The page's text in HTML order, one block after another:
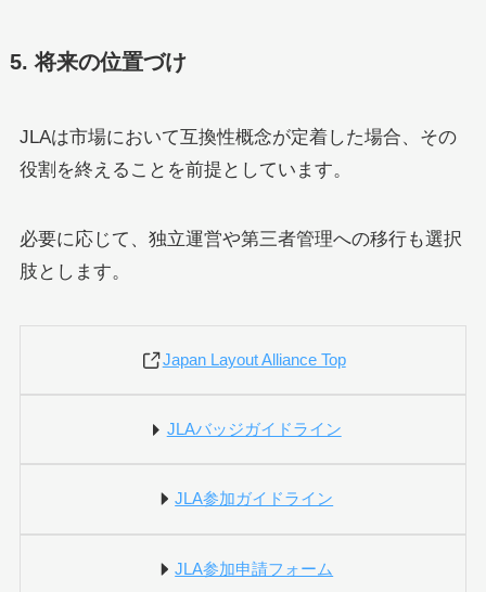
5. 将来の位置づけ
JLAは市場において互換性概念が定着した場合、その
役割を終えることを前提としています。
必要に応じて、独立運営や第三者管理への移行も選択
肢とします。
Japan Layout Alliance Top
JLAバッジガイドライン
JLA参加ガイドライン
JLA参加申請フォーム